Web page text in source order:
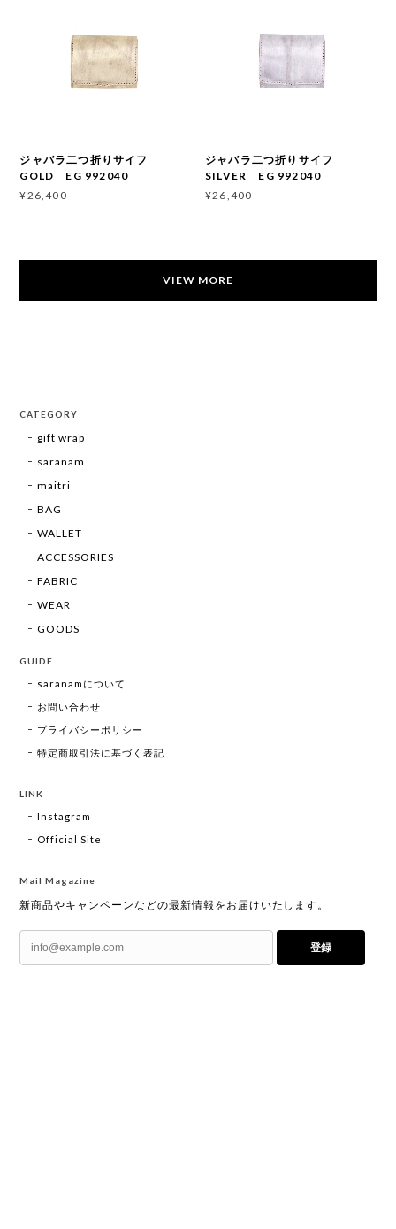
ジャバラ二つ折りサイフ
GOLD EG 992040
¥26,400
ジャバラ二つ折りサイフ
SILVER EG 992040
¥26,400
VIEW MORE
CATEGORY
gift wrap
saranam
maitri
BAG
WALLET
ACCESSORIES
FABRIC
WEAR
GOODS
GUIDE
saranamについて
お問い合わせ
プライバシーポリシー
特定商取引法に基づく表記
LINK
Instagram
Official Site
Mail Magazine
新商品やキャンペーンなどの最新情報をお届けいたします。
登録